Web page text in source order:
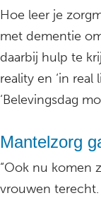
Hoe leer je
met dementie
daarbij hulp te
reality en ‘in real
‘Belevingsdag
Mantelzorg
“Ook nu komen
vrouwen